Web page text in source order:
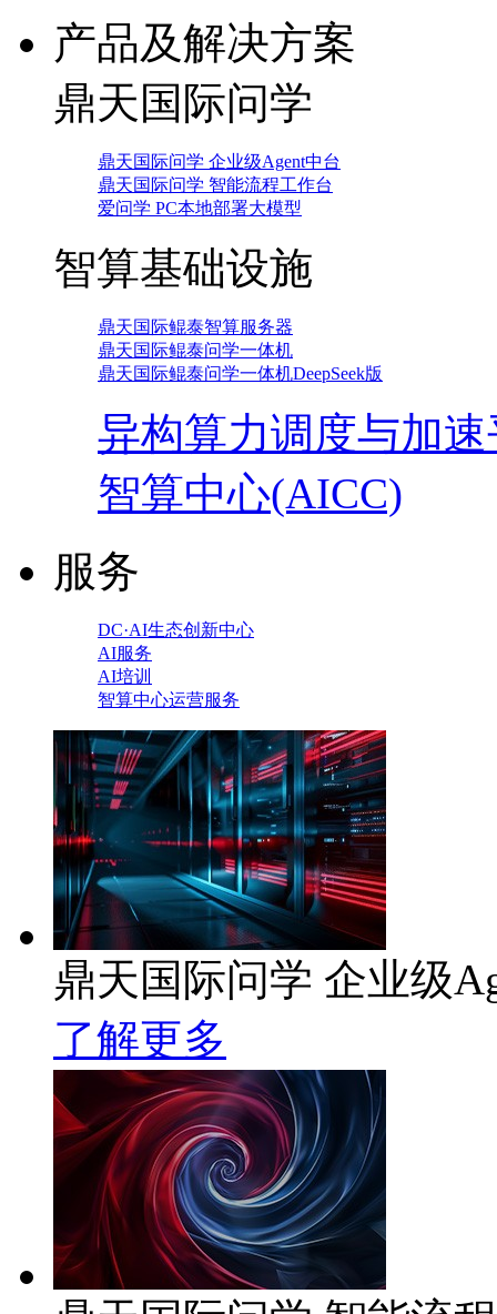
产品及解决方案
鼎天国际问学
鼎天国际问学 企业级Agent中台
鼎天国际问学 智能流程工作台
爱问学 PC本地部署大模型
智算基础设施
鼎天国际鲲泰智算服务器
鼎天国际鲲泰问学一体机
鼎天国际鲲泰问学一体机DeepSeek版
异构算力调度与加
智算中心(AICC)
服务
DC·AI生态创新中心
AI服务
AI培训
智算中心运营服务
鼎天国际问学 企业级
了解更多